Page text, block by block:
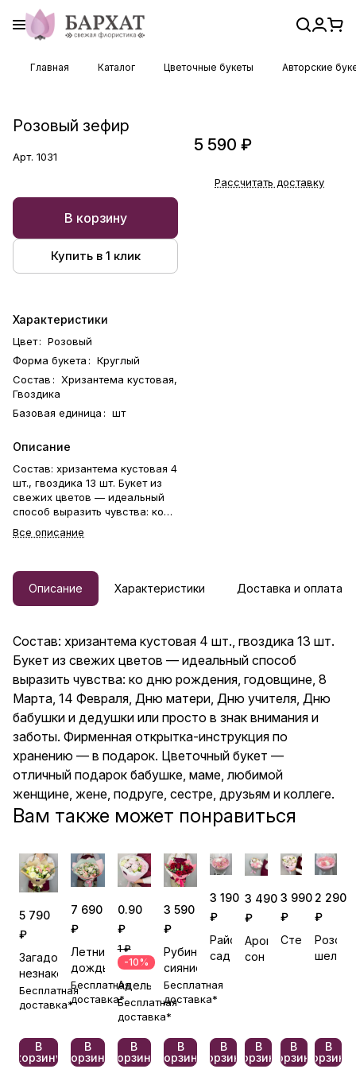
Главная Каталог Цветочные букеты Авторские
Розовый зефир
Арт. 1031
В корзину
Купить в 1 клик
Характеристики
Цвет: Розовый
Форма букета: Круглый
Состав: Хризантема кустовая,
Гвоздика
Базовая единица: шт
Описание
Состав: хризантема кустовая 4
шт., гвоздика 13 шт. Букет из
свежих цветов — идеальный
способ выразить чувства: ко
Марта, 14 Февраля, Дню
бабушки и дедушки или просто
в знак внимания и заботы.
отличный подарок бабушке,
маме, любимой женщине,
жене, подруге, сестре,
друзьям и коллеге.
Все описание
5 590 ₽
Рассчитать доставку
Описание Характеристики Доставка и оплата
Состав: хризантема кустовая 4 шт., гвоздика 13 шт.
Букет из свежих цветов — идеальный способ
выразить чувства: ко дню рождения, годовщине, 8
Марта, 14 Февраля, Дню матери, Дню учителя, Дню
бабушки и дедушки или просто в знак внимания и
заботы. Фирменная открытка-инструкция по
хранению — в подарок. Цветочный букет —
отличный подарок бабушке, маме, любимой
женщине, жене, подруге, сестре, друзьям и коллеге.
Вам также может понравиться
5 790
₽
Загадочная
незнакомка
Бесплатная
доставка*
В
корзину
7 690
₽
Летний
дождь
Бесплатная
доставка*
В
корзину
0.90
₽
1 ₽
-10%
Адель
Бесплатная
доставка*
В
корзину
3 590
₽
Рубиновое
сияние
Бесплатная
доставка*
В
корзину
3 190
₽
Райский
сад
В
корзину
3 490
₽
Ароматный
сон
В
корзину
3 990
₽
Стелла
В
корзину
2 290
₽
шелк
В
корзину